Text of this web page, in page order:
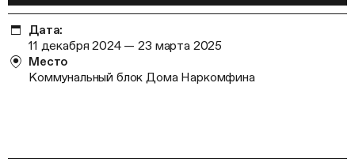
Дата:
11 декабря 2024 — 23 марта 2025
Место
Коммунальный блок Дома Наркомфина